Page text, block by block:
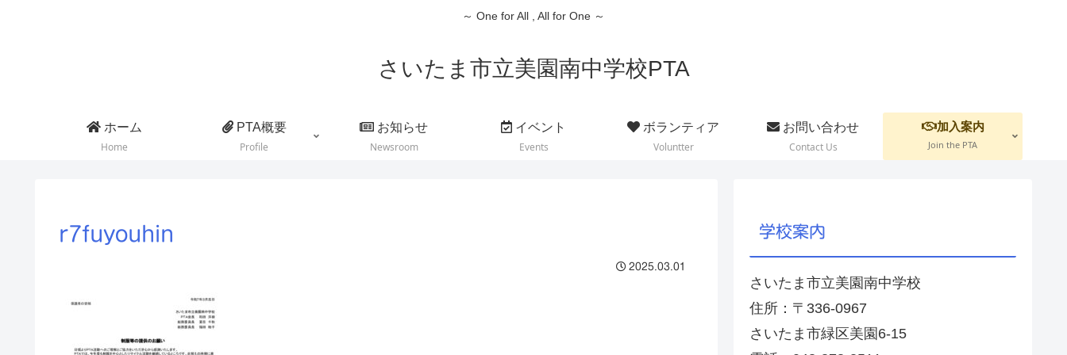
～ One for All , All for One ～
さいたま市立美園南中学校PTA
ホーム
Home
PTA概要
Profile
お知らせ
Newsroom
イベント
Events
ボランティア
Voluntter
お問い合わせ
Contact Us
加入案内
Join the PTA
r7fuyouhin
2025.03.01
学校案内
さいたま市立美園南中学校
住所：〒336-0967
さいたま市緑区美園6-15